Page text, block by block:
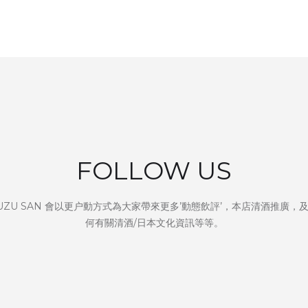
FOLLOW US
SAN 會以更户動方式為大家帶來更多’動態飲評’，本店清酒推廣，
何有關清酒/日本文化資訊等等。